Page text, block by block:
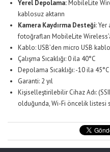
Yerel Depolama: MobileLite
kablosuz aktarın
Kamera Kaydırma Desteği:
fotoğrafları MobileLite
Kablo: USB’den micro USB
Çalışma Sıcaklığı: 0 ila 40°C
Depolama Sıcaklığı: -10 ila 45°C
Garanti: 2 yıl
Kişiselleştirilebilir Cihaz Adı:
olduğunda, Wi-Fi öncelik listesi